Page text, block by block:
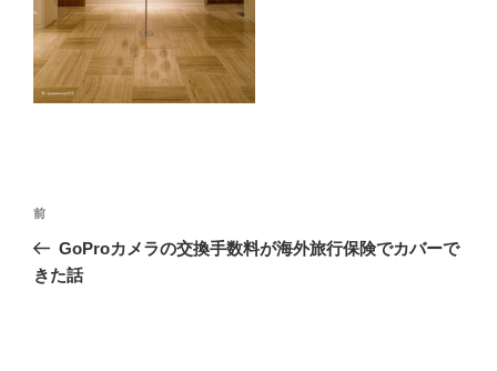
投
ナ
前
の
投
前
GoProカメラの交換手数料が海外旅行保険でカバーで
きた話